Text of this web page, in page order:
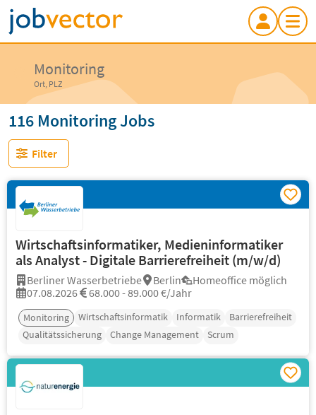
Monitoring
Ort, PLZ
116 Monitoring Jobs
Filter
Wirtschaftsinformatiker, Medieninformatiker
als Analyst - Digitale Barrierefreiheit (m/w/d)
Berliner Wasserbetriebe Berlin
Homeoffice möglich
07.08.2026
68.000 - 89.000 €/Jahr
Monitoring Wirtschaftsinformatik Informatik
Barrierefreiheit
Qualitätssicherung
Change Management Scrum